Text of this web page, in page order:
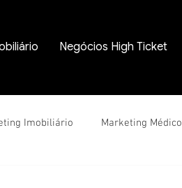
Negócios High Ticket
Imobiliário Marketing Médico